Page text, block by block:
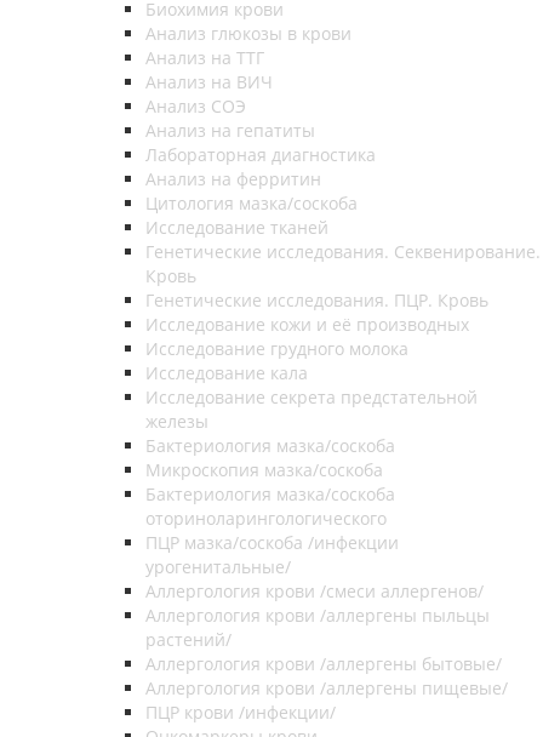
Биохимия крови
Анализ глюкозы в крови
Анализ на ТТГ
Анализ на ВИЧ
Анализ СОЭ
Анализ на гепатиты
Лабораторная диагностика
Анализ на ферритин
Цитология мазка/соскоба
Исследование тканей
Генетические исследования. Секвенирование.
Кровь
Генетические исследования. ПЦР. Кровь
Исследование кожи и её производных
Исследование грудного молока
Исследование кала
Исследование секрета предстательной
железы
Бактериология мазка/соскоба
Микроскопия мазка/соскоба
Бактериология мазка/соскоба
оториноларингологического
ПЦР мазка/соскоба /инфекции
урогенитальные/
Аллергология крови /смеси аллергенов/
Аллергология крови /аллергены пыльцы
растений/
Аллергология крови /аллергены бытовые/
Аллергология крови /аллергены пищевые/
ПЦР крови /инфекции/